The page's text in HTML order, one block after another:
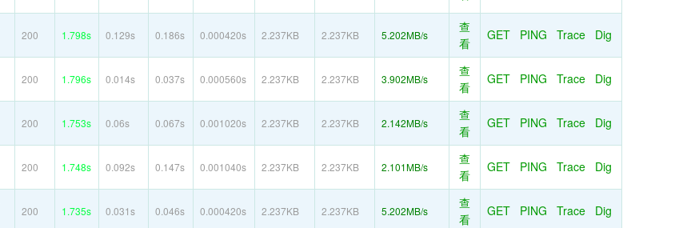
200 1.798s 0.129s 0.186s 0.000420s 2.237KB 2.237KB 5.202MB/s
查
看
GET PING Trace Dig
200 1.796s 0.014s 0.037s 0.000560s 2.237KB 2.237KB 3.902MB/s
查
看
GET PING Trace Dig
200 1.753s 0.06s 0.067s 0.001020s 2.237KB 2.237KB 2.142MB/s
查
看
GET PING Trace Dig
200 1.748s 0.092s 0.147s 0.001040s 2.237KB 2.237KB 2.101MB/s
查
看
GET PING Trace Dig
200 1.735s 0.031s 0.046s 0.000420s 2.237KB 2.237KB 5.202MB/s
查
看
GET PING Trace Dig